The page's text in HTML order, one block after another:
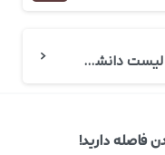
نحوه پذیرش، هزینه ها و لیست دانشگاه ها در اتریش